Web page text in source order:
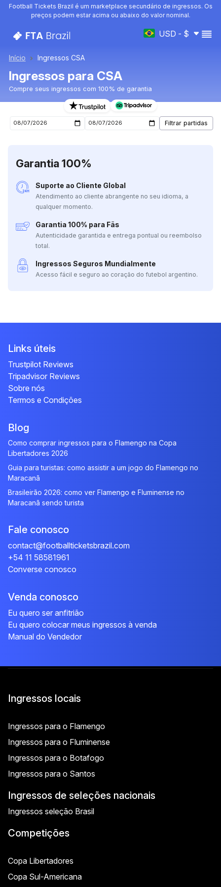
Football Tickets Brazil é um marketplace secundário de ingressos. Os
preços podem estar acima ou abaixo do valor nominal.
USD - $
Início Ingressos CSA
Ingressos para CSA
Compre seus ingressos com 100% de garantia
Ingressos para o próximo jogo de CSA
Garantia 100%
Suporte ao Cliente Global
Atendimento ao cliente abrangente no seu idioma, a
qualquer momento.
Garantia 100% para Fãs
Autenticidade garantida e entrega pontual ou reembolso
total.
Ingressos Seguros Mundialmente
Acesso fácil e seguro ao coração do futebol argentino.
Links úteis
Trustpilot Reviews
Tripadvisor Reviews
Sobre nós
Termos e Condições
Blog
Como comprar ingressos para o Flamengo na Copa
Libertadores 2026
Guia para turistas: como assistir a um jogo do Flamengo no
Maracanã
Brasileirão 2026: como ver Flamengo e Fluminense no
Maracanã sendo turista
Fale conosco
contact@footballticketsbrazil.com
+54 11 58581961
Converse conosco
Venda conosco
Eu quero ser anfitrião
Eu quero colocar meus ingressos à venda
Manual do Vendedor
Ingressos locais
Ingressos para o Flamengo
Ingressos para o Fluminense
Ingressos para o Botafogo
Ingressos para o Santos
Ingressos de seleções nacionais
Ingressos seleção Brasil
Competições
Copa Libertadores
Copa Sul-Americana